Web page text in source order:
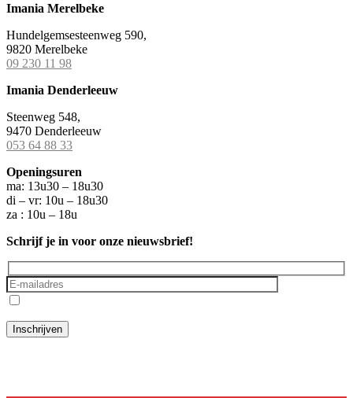
Imania Merelbeke
Hundelgemsesteenweg 590,
9820 Merelbeke
09 230 11 98
Imania Denderleeuw
Steenweg 548,
9470 Denderleeuw
053 64 88 33
Openingsuren
ma: 13u30 – 18u30
di – vr: 10u – 18u30
za : 10u – 18u
Schrijf je in voor onze nieuwsbrief!